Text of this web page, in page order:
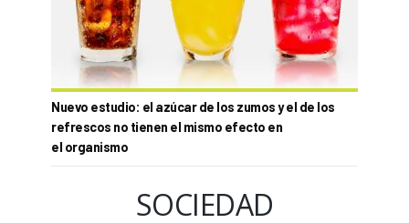
Nuevo estudio: el azúcar de los zumos y el de los
refrescos no tienen el mismo efecto en
el organismo
SOCIEDAD